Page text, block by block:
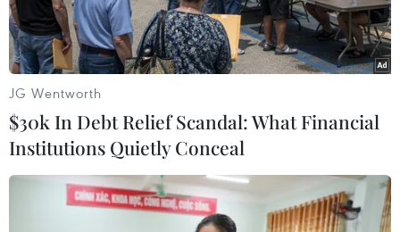
JG Wentworth
$30k In Debt Relief Scandal: What Financial
Institutions Quietly Conceal